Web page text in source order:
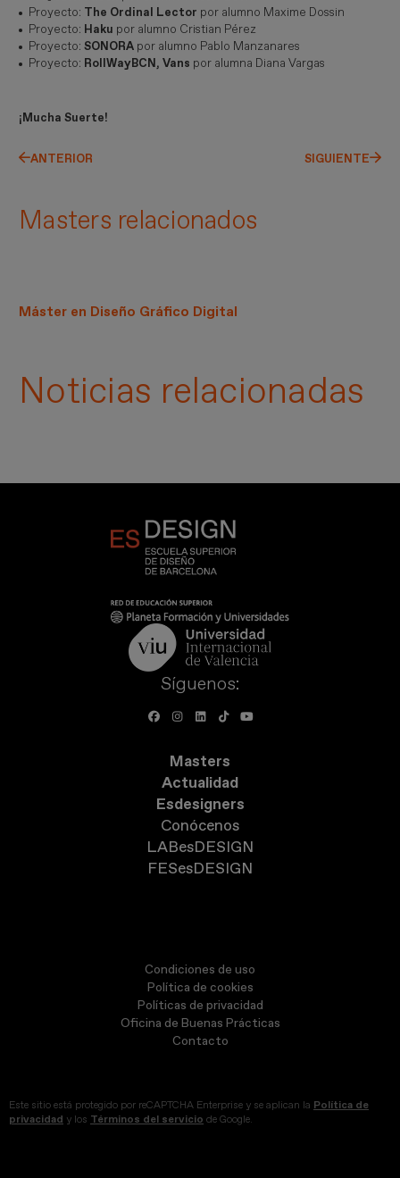
Proyecto: The Ordinal Lector por alumno Maxime Dossin
Proyecto: Haku por alumno Cristian Pérez
Proyecto: SONORA por alumno Pablo Manzanares
Proyecto: RollWayBCN, Vans por alumna Diana Vargas
¡Mucha Suerte!
ANTERIOR SIGUIENTE
Masters relacionados
Máster en Diseño Gráfico Digital
Noticias relacionadas
Síguenos:
Masters
Actualidad
Esdesigners
Conócenos
LABesDESIGN
FESesDESIGN
Condiciones de uso
Política de cookies
Políticas de privacidad
Oficina de Buenas Prácticas
Contacto
Este sitio está protegido por reCAPTCHA Enterprise y se aplican la Política de
privacidad y los Términos del servicio de Google.